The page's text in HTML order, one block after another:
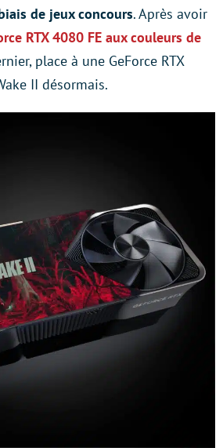
de jeux concours. Après avoir
RTX 4080 FE aux couleurs de
place à une GeForce RTX
II désormais.